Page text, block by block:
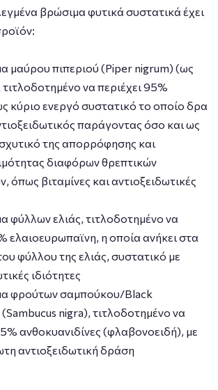
βρώσιμα φυτικά συστατικά έχει
μαύρου πιπεριού (Piper nigrum) (ως
να περιέχει 95%
κύριo ενεργό συστατικό το οποίο δρα
παράγοντας όσο και ως
της απορρόφησης και
διαφόρων θρεπτικών
όπως βιταμίνες και αντιοξειδωτικές
φύλλων ελιάς, τιτλοδοτημένο να
ελαιοευρωπαϊνη, η οποία ανήκει στα
φύλλου της ελιάς, συστατικό με
ιδιότητες
φρούτων σαμπούκου/Black
nigra), τιτλοδοτημένο να
ανθοκυανιδίνες (φλαβονοειδή), με
αντιοξειδωτική δράση